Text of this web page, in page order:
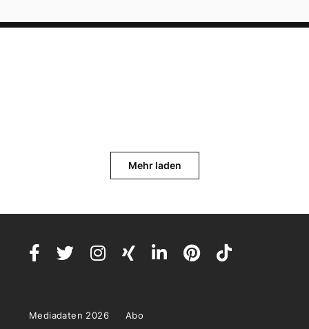
Mehr laden
Mediadaten 2026 Abo